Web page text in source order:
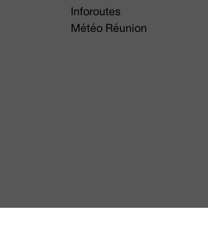
Inforoutes
Météo Réunion